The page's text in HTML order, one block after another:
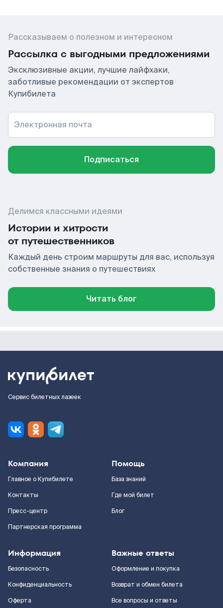
Рассказываем о полезном и интересном
Рассылка с выгодными предложениями
Эксклюзивные акции, лучшие лайфхаки,
заботливые рекомендации от экспертов
Купибилета
Электронная почта
Подписаться
Делимся классными идеями
Истории и хитрости
от путешественников
Каждый день строим маршруты для вас, используя
собственные знания о путешествиях
Читать блог
Сервис билетных лазеек
Компания
Главное о Купибилете
Контакты
Пресс-центр
Партнерская программа
Помощь
База знаний
Где мой билет
Блог
Информация
Безопасность
Конфиденциальность
Оферта
Важные ответы
Оформление и покупка
Возврат и обмен билета
Все вопросы и ответы